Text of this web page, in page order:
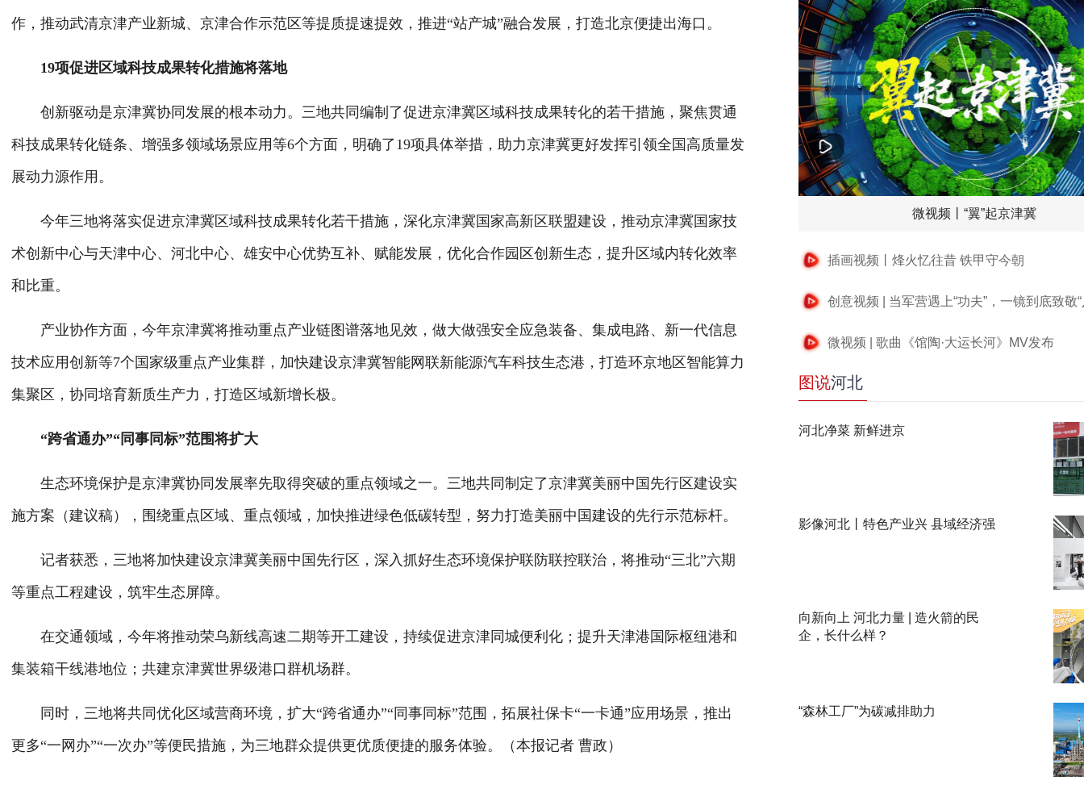
作，推动武清京津产业新城、京津合作示范区等提质提速提效，推进“站产城”融合发展，打造北京便捷出海口。
19项促进区域科技成果转化措施将落地
创新驱动是京津冀协同发展的根本动力。三地共同编制了促进京津冀区域科技成果转化的若干措施，聚焦贯通
科技成果转化链条、增强多领域场景应用等6个方面，明确了19项具体举措，助力京津冀更好发挥引领全国高质量发
展动力源作用。
今年三地将落实促进京津冀区域科技成果转化若干措施，深化京津冀国家高新区联盟建设，推动京津冀国家技
术创新中心与天津中心、河北中心、雄安中心优势互补、赋能发展，优化合作园区创新生态，提升区域内转化效率
和比重。
产业协作方面，今年京津冀将推动重点产业链图谱落地见效，做大做强安全应急装备、集成电路、新一代信息
技术应用创新等7个国家级重点产业集群，加快建设京津冀智能网联新能源汽车科技生态港，打造环京地区智能算力
集聚区，协同培育新质生产力，打造区域新增长极。
“跨省通办”“同事同标”范围将扩大
生态环境保护是京津冀协同发展率先取得突破的重点领域之一。三地共同制定了京津冀美丽中国先行区建设实
施方案（建议稿），围绕重点区域、重点领域，加快推进绿色低碳转型，努力打造美丽中国建设的先行示范标杆。
记者获悉，三地将加快建设京津冀美丽中国先行区，深入抓好生态环境保护联防联控联治，将推动“三北”六期
等重点工程建设，筑牢生态屏障。
在交通领域，今年将推动荣乌新线高速二期等开工建设，持续促进京津同城便利化；提升天津港国际枢纽港和
集装箱干线港地位；共建京津冀世界级港口群机场群。
同时，三地将共同优化区域营商环境，扩大“跨省通办”“同事同标”范围，拓展社保卡“一卡通”应用场景，推出
更多“一网办”“一次办”等便民措施，为三地群众提供更优质便捷的服务体验。（本报记者 曹政）
微视频丨“翼”起京津冀
插画视频丨烽火忆往昔 铁甲守今朝
创意视频 | 当军营遇上“功夫”，一镜到底致敬“
微视频 | 歌曲《馆陶·大运长河》MV发布
图说河北
河北净菜 新鲜进京
影像河北丨特色产业兴 县域经济强
向新向上 河北力量 | 造火箭的民
企，长什么样？
“森林工厂”为碳减排助力